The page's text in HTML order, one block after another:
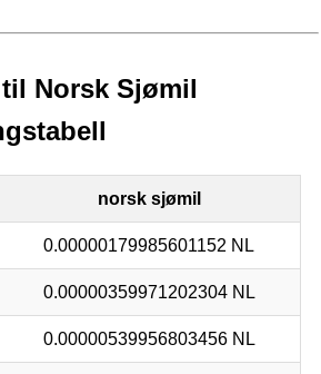
Norsk Sjømil
norsk sjømil
0.00000179985601152 NL
0.00000359971202304 NL
0.00000539956803456 NL